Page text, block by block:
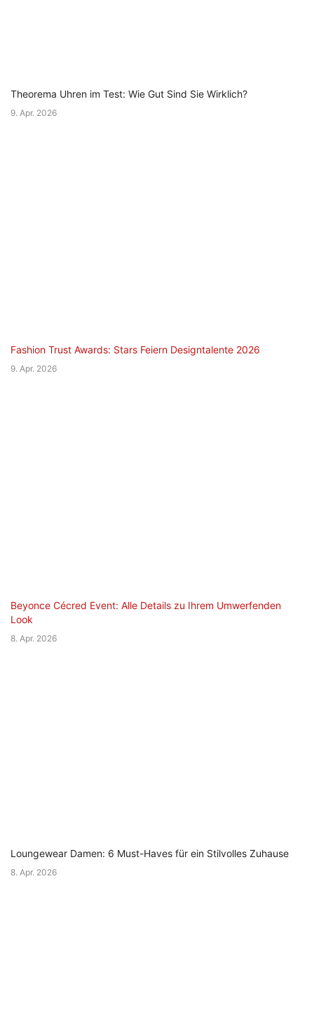
Theorema Uhren im Test: Wie Gut Sind Sie Wirklich?
9. Apr. 2026
Fashion Trust Awards: Stars Feiern Designtalente 2026
9. Apr. 2026
Beyonce Cécred Event: Alle Details zu Ihrem Umwerfenden
Look
8. Apr. 2026
Loungewear Damen: 6 Must-Haves für ein Stilvolles Zuhause
8. Apr. 2026